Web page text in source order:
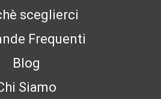
sceglierci
Frequenti
Blog
Siamo